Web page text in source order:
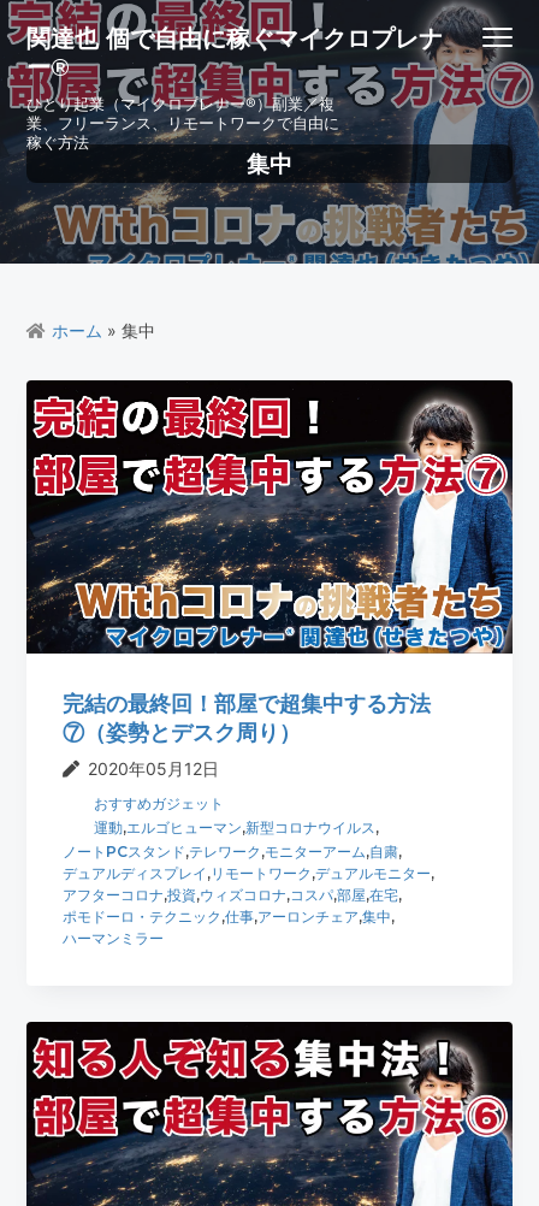
S
k
p
o
r
i
S
k
p
o
a
i
S
k
p
o
r
i
S
k
p
o
o
o
関達也 個で自由に稼ぐマイクロプレナ
ー®
ひとり起業（マイクロプレナー®）副業／複
業、フリーランス、リモートワークで自由に
稼ぐ方法
Menu
集中
ホーム » 集中
完結の最終回！部屋で超集中する方法
⑦（姿勢とデスク周り）
2020年05月12日
おすすめガジェット
運動,エルゴヒューマン,新型コロナウイルス ,
ノートPCスタンド,テレワーク ,モニターアーム,自粛,
デュアルディスプレイ ,リモートワーク ,デュアルモニター,
アフターコロナ,投資,ウィズコロナ,コスパ,部屋,在宅,
ポモドーロ・テクニック ,仕事,アーロンチェア,集中,
ハーマンミラー